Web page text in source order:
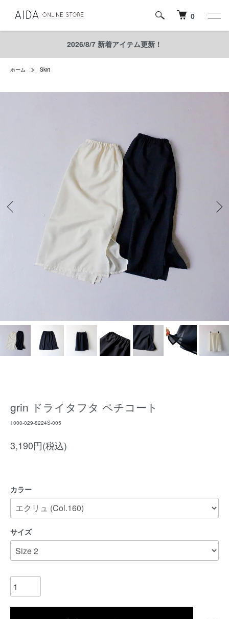
0
2026/8/7 新着アイテム更新！
ホーム Skirt
grin ドライタフタ ペチコート
1000-029-8224S-005
3,190円(税込)
カラー
サイズ